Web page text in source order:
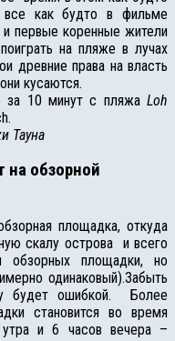
как будто в фильме
первые коренные жители
на пляже в лучах
древние права на власть
кусаются.
за 10 минут с пляжа Loh
Тауна
на обзорной
площадка, откуда
скалу острова и всего
площадки, но
одинаковый).Забыть
будет ошибкой. Более
становится во время
и 6 часов вечера –